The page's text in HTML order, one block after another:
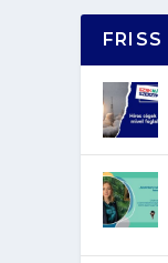
FRISS